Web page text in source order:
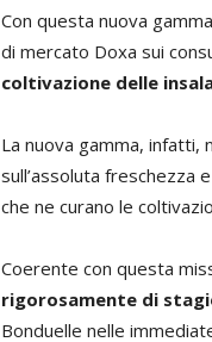
Con questa nuova
di mercato Doxa sui
coltivazione delle
La nuova gamma, infatti,
sull’assoluta freschezza
che ne curano le
Coerente con questa
rigorosamente di
Bonduelle nelle